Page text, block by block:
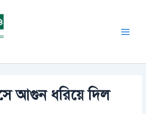
আগুন ধরিয়ে দিল